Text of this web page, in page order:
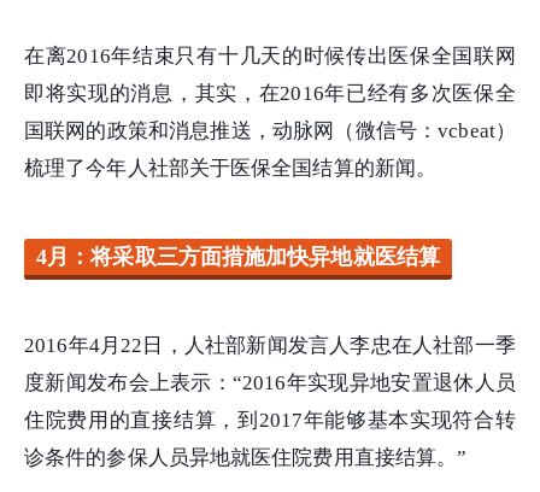
在离2016年结束只有十几天的时候传出医保全国联网
即将实现的消息，其实，在2016年已经有多次医保全
国联网的政策和消息推送，动脉网（微信号：vcbeat）
梳理了今年人社部关于医保全国结算的新闻。
4月：将采取三方面措施加快异地就医结算
2016年4月22日，人社部新闻发言人李忠在人社部一季
度新闻发布会上表示：“2016年实现异地安置退休人员
住院费用的直接结算，到2017年能够基本实现符合转
诊条件的参保人员异地就医住院费用直接结算。”